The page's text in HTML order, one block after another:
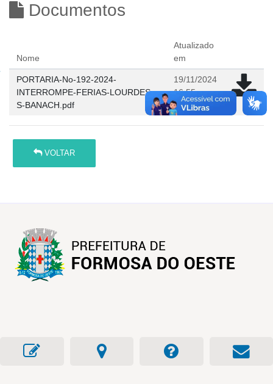
Documentos
Nome
Atualizado
em
PORTARIA-No-192-2024-
INTERROMPE-FERIAS-LOURDES-
S-BANACH.pdf
19/11/2024
16:55
VOLTAR